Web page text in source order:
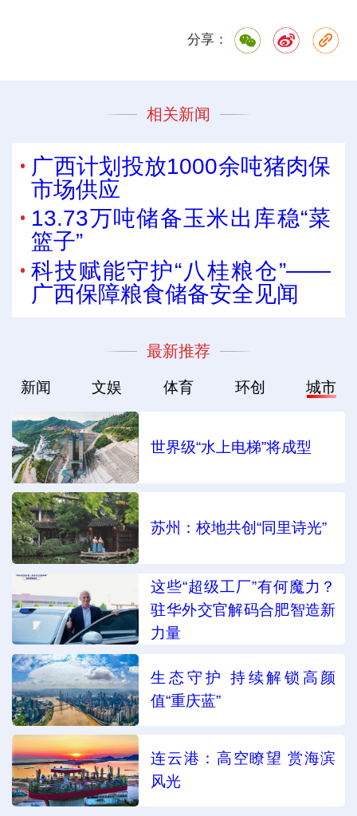
分享：
相关新闻
广西计划投放1000余吨猪肉保
市场供应
13.73万吨储备玉米出库稳“菜
篮子”
科技赋能守护“八桂粮仓”——
广西保障粮食储备安全见闻
最新推荐
新闻 文娱 体育 环创 城市
世界级“水上电梯”将成型
苏州：校地共创“同里诗光”
这些“超级工厂”有何魔力？
驻华外交官解码合肥智造新
力量
生态守护 持续解锁高颜
值“重庆蓝”
连云港：高空瞭望 赏海滨
风光